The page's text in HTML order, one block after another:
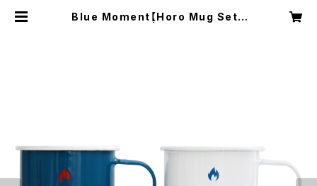
Blue Moment【Horo Mug Set /